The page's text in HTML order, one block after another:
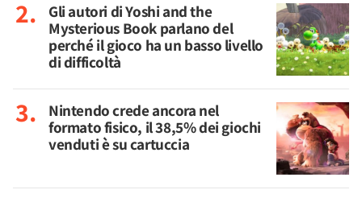
Gli autori di Yoshi and the
Mysterious Book parlano del
perché il gioco ha un basso livello
di difficoltà
Nintendo crede ancora nel
formato fisico, il 38,5% dei giochi
venduti è su cartuccia